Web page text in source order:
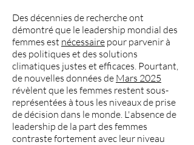
Des décennies de recherche ont
démontré que le leadership mondial des
femmes est nécessaire pour parvenir à
des politiques et des solutions
climatiques justes et efficaces. Pourtant,
de nouvelles données de Mars 2025
révèlent que les femmes restent sous-
représentées à tous les niveaux de prise
de décision dans le monde. L'absence de
leadership de la part des femmes
contraste fortement avec leur niveau